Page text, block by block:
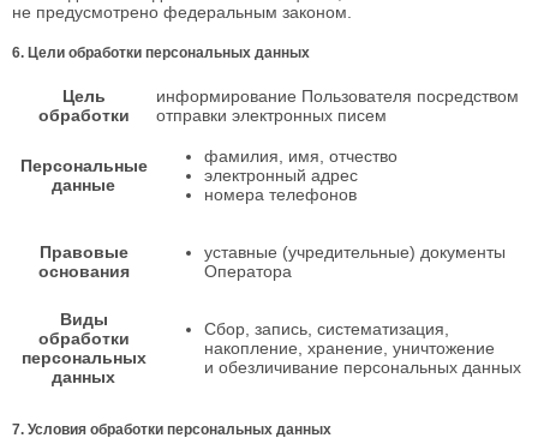
не предусмотрено федеральным законом.
6. Цели обработки персональных данных
Цель
обработки
информирование Пользователя посредством
отправки электронных писем
Персональные
данные
фамилия, имя, отчество
электронный адрес
номера телефонов
Правовые
основания
уставные (учредительные) документы
Оператора
Виды
обработки
персональных
данных
Сбор, запись, систематизация,
накопление, хранение, уничтожение
и обезличивание персональных данных
7. Условия обработки персональных данных